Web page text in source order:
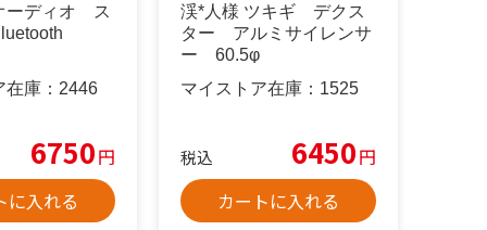
ディオ ス
庫： 2446
6750円
に入れる
渓*人様 ツキギ デクス
ター アルミサイレンサ
ー 60.5φ
マイストア在庫： 1525
税込 6450円
カートに入れる